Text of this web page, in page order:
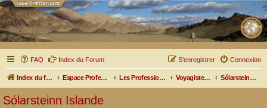
FAQ Index du Forum Connexion
S’enregistrer
Index du forum Espace Professionnel Les Professionnels nous parlent Voyagistes - Assureurs Sólarsteinn Islande
Sólarsteinn Islande